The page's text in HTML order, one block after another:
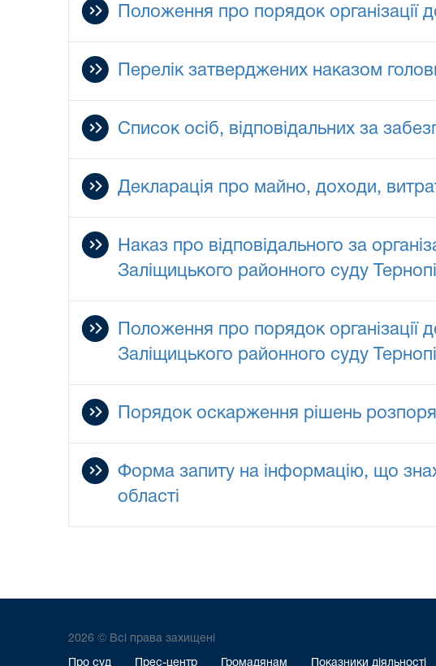
Положення про порядок організації
Перелік затверджених наказом
Список осіб, відповідальних за
Декларація про майно, доходи,
Наказ про відповідального за
Заліщицького районного суду
Положення про порядок організації
Заліщицького районного суду
Порядок оскарження рішень
Форма запиту на інформацію, що
області
2026 © Всі права захищені
Про суд Прес-центр Громадянам Показники діяльності